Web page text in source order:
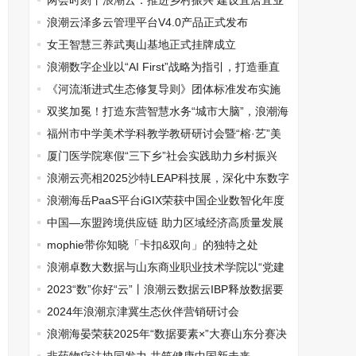
和美乡村
浪潮云泽多云管理平台V4.0产品正式发布
女王智慧三养武夷山基地正式挂牌成立
浪潮数字企业以“AI First”战略为指引，打造垂直
行业智能化解决方案
《河流渐进式生态修复导则》团体标准发布实施
双奖加冕！打造东营智慧水务“城市大脑”，浪潮海
晏赋能黄河流域治理
福州市中学美术学科教学教研研讨会暨“榕·艺”美
育名师交流活动成功举办
厦门医学院寒假“三下乡”社会实践助力乡村振兴
浪潮云亮相2025沙特LEAP科技展，深化中东数字
化合作新篇章
浪潮海岳PaaS平台iGIX荣获中国企业数智化年度
先锋产品
中国—东盟跨境供应链 助力区域经济高质量发展
—创新发展论坛在南宁成功举办
mophie带你知晓「卡扣&双向」的独特之处
浪潮卓数大数据与山东商业职业技术学院以“党建
共建”赋能“双高”建设新实
2023“数”你好“云”丨浪潮云数据云IBP释放数据要
素1+1＞2的力量
2024年浪潮京津冀生态伙伴营销研讨会
浪潮海晏荣获2025年“数据要素×”大赛山东分赛决